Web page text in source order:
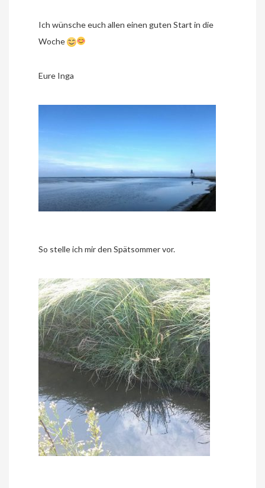
Ich wünsche euch allen einen guten Start in die
Woche
Eure Inga
So stelle ich mir den Spätsommer vor.